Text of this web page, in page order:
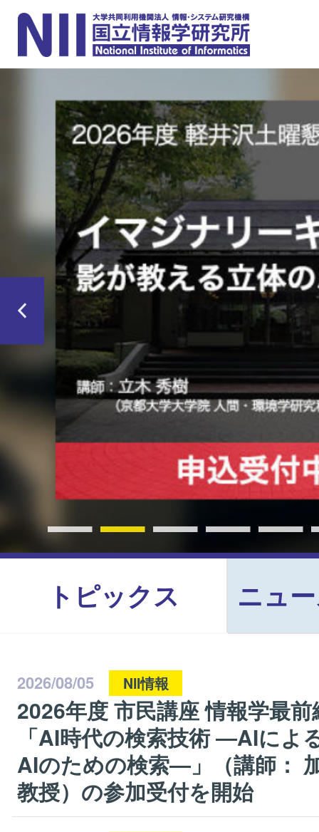
トピックス ニュ
2026/08/05 NII情報
2026年度 市民講座 情報学最
「AI時代の検索技術 ―AIによ
AIのための検索―」（講師：
教授）の参加受付を開始